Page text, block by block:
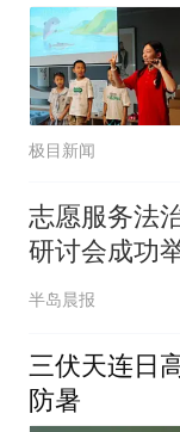
极目新闻
志愿服务法
研讨会成功
半岛晨报
三伏天连日
防暑